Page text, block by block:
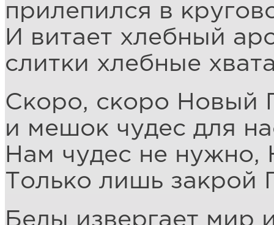
прилепился в
И витает хлебный
слитки хлебные
Скоро, скоро Новый
и мешок чудес для
Нам чудес не нужно,
Только лишь
Беды извергает мир